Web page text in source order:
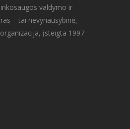
valdymo ir
– tai nevyriausybinė,
įsteigta 1997